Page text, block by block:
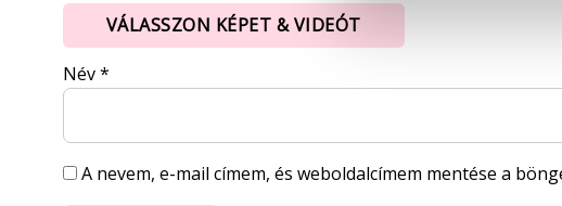
VÁLASSZON KÉPET & VIDEÓT
Név*
A nevem, e-mail címem, és weboldalcímem mentése a